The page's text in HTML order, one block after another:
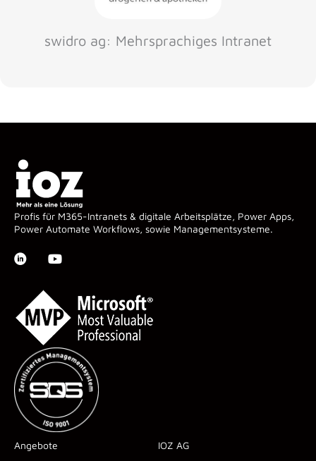
swidro ag: Mehrsprachiges Intranet
Profis für M365-Intranets & digitale Arbeitsplätze, Power Apps,
Power Automate Workflows, sowie Managementsysteme.
Angebote IOZ AG